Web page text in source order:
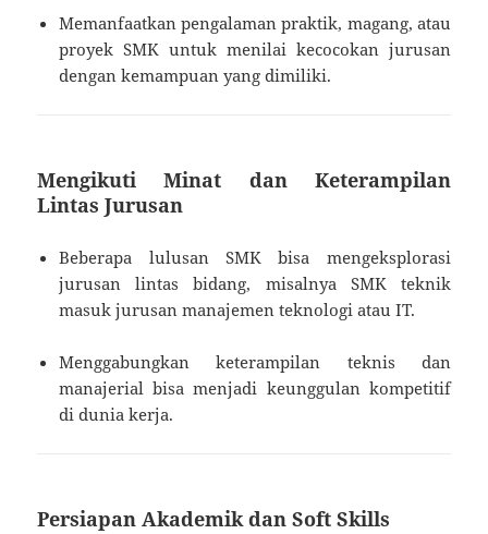
Memanfaatkan pengalaman praktik, magang, atau
proyek SMK untuk menilai kecocokan jurusan
dengan kemampuan yang dimiliki.
Mengikuti Minat dan Keterampilan
Lintas Jurusan
Beberapa lulusan SMK bisa mengeksplorasi
jurusan lintas bidang, misalnya SMK teknik
masuk jurusan manajemen teknologi atau IT.
Menggabungkan keterampilan teknis dan
manajerial bisa menjadi keunggulan kompetitif
di dunia kerja.
Persiapan Akademik dan Soft Skills